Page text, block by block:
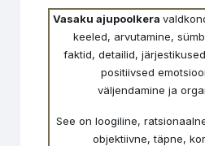
Vasaku ajupoolkera
keeled, arvutamine,
faktid, detailid,
positiivsed
väljendamine ja
See on loogiline,
objektiivne, täpne,